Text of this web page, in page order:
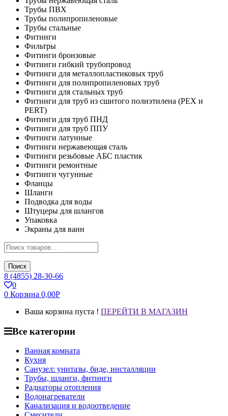
Трубы ПВХ
Трубы полипропиленовые
Трубы стальные
Фитинги
Фильтры
Фитинги бронзовые
Фитинги гибкий трубопровод
Фитинги для металлопластиковых труб
Фитинги для полипропиленовых труб
Фитинги для стальных труб
Фитинги для труб из сшитого полиэтилена (PEX и
PERT)
Фитинги для труб ПНД
Фитинги для труб ППУ
Фитинги латунные
Фитинги нержавеющая сталь
Фитинги резьбовые АБС пластик
Фитинги ремонтные
Фитинги чугунные
Фланцы
Шланги
Подводка для воды
Штуцеры для шлангов
Упаковка
Экраны для ванн
Поиск
8 (4855) 28-30-66
0
0 Корзина 0,00Р
Ваша корзина пуста ! ПЕРЕЙТИ В МАГАЗИН
Все категории
Ванная комната
Кухня
Санузел: унитазы, биде, инсталляции
Трубы, шланги, фитинги
Радиаторы отопления
Водонагреватели
Канализация и водоотведение